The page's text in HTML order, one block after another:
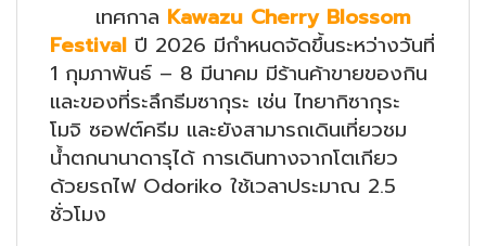
เทศกาล Kawazu Cherry Blossom
Festival ปี 2026 มีกำหนดจัดขึ้นระหว่างวันที่
1 กุมภาพันธ์ – 8 มีนาคม มีร้านค้าขายของกิน
และของที่ระลึกธีมซากุระ เช่น ไทยากิซากุระ
โมจิ ซอฟต์ครีม และยังสามารถเดินเที่ยวชม
น้ำตกนานาดารุได้ การเดินทางจากโตเกียว
ด้วยรถไฟ Odoriko ใช้เวลาประมาณ 2.5
ชั่วโมง